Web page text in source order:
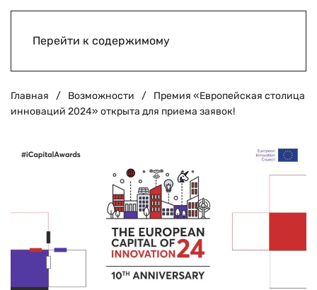
Перейти к содержимому
Главная Возможности
Премия «Европейская столица
инноваций 2024» открыта для приема заявок!